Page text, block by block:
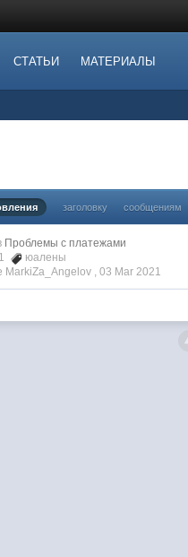
СТАТЬИ МАТЕРИАЛЫ
заголовку сообщениям
Проблемы с платежами
юалены
MarkiZa_Angelov ,03 Mar 2021